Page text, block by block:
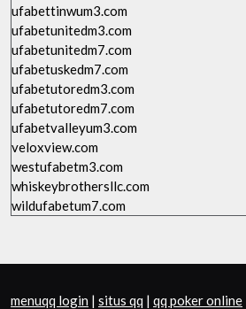
ufabettinwum3.com
ufabetunitedm3.com
ufabetunitedm7.com
ufabetuskedm7.com
ufabetutoredm3.com
ufabetutoredm7.com
ufabetvalleyum3.com
veloxview.com
westufabetm3.com
whiskeybrothersllc.com
wildufabetum7.com
menuqq login | situs qq | qq poker online